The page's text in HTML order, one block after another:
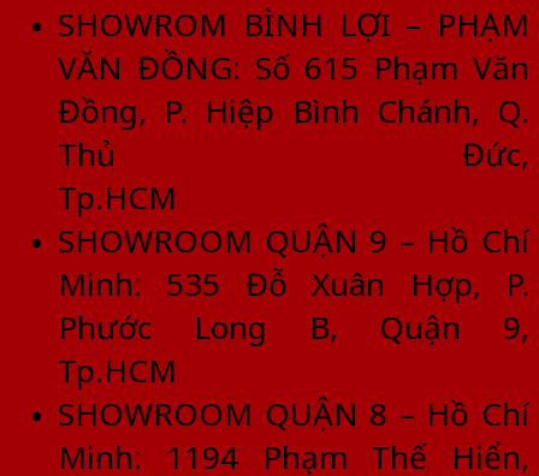
SHOWROM BÌNH LỢI – PHẠM
VĂN ĐỒNG: Số 615 Phạm Văn
Đồng, P. Hiệp Bình Chánh, Q.
Thủ Đức,
Tp.HCM
SHOWROOM QUẬN 9 – Hồ Chí
Minh: 535 Đỗ Xuân Hợp, P.
Phước Long B, Quận 9,
Tp.HCM
SHOWROOM QUẬN 8 – Hồ Chí
Minh: 1194 Phạm Thế Hiển,